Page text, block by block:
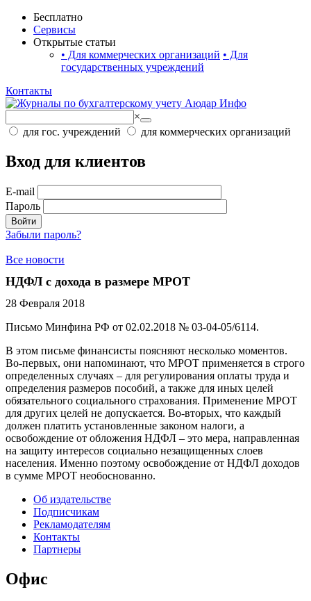
Бесплатно
Сервисы
Открытые статьи
• Для коммерческих организаций • Для
государственных учреждений
Контакты
×
для гос. учреждений
для коммерческих организаций
Вход для клиентов
E-mail
Пароль
Войти
Забыли пароль?
Все новости
НДФЛ с дохода в размере МРОТ
28 Февраля 2018
Письмо Минфина РФ от 02.02.2018 № 03-04-05/6114.
В этом письме финансисты поясняют несколько моментов.
Во-первых, они напоминают, что МРОТ применяется в строго
определенных случаях – для регулирования оплаты труда и
определения размеров пособий, а также для иных целей
обязательного социального страхования. Применение МРОТ
для других целей не допускается. Во-вторых, что каждый
должен платить установленные законом налоги, а
освобождение от обложения НДФЛ – это мера, направленная
на защиту интересов социально незащищенных слоев
населения. Именно поэтому освобождение от НДФЛ доходов
в сумме МРОТ необоснованно.
Об издательстве
Подписчикам
Рекламодателям
Контакты
Партнеры
Офис